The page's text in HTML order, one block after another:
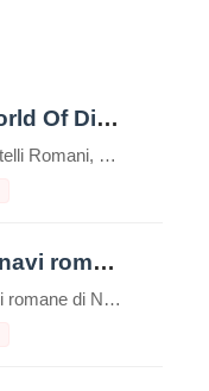
Dino Park World Of Dinosaurs
Nel cuore dei Castelli Romani, a pochi chilometri da Roma, si nasconde un’esperienza unica che permette di fare un salto indietro nel tempo di milioni di anni. Il Dino Park World Of Dinosaurs di Genzano di Roma è un parco tematico dedicato interamente ai giganti del passato, che offre un’avventura coinvolgente ed educativa per tutta […]
Museo delle navi romane di Nemi
Il Museo delle navi romane di Nemi è un luogo unico nel suo genere, che custodisce due preziose reliquie della storia romana: due scafi di navi dalle misure rispettivamente di m. 71,30 x 20 e m. 73 x 24. Risalenti una al I secolo d.C. e l’altra al II secolo d.C., entrambe ritrovate nel lago […]